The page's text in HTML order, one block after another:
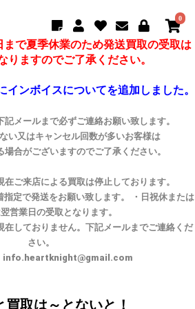
0
で夏季休業のため発送買取の受取は
りますのでご了承ください。
インボイスについてを追加しました。
記メールまで必ずご連絡お願い致します。
い又はキャンセル回数が多いお客様は
合がございますのでご了承ください。
在ご来店による買取は停止しております。
指定で発送をお願い致します。 ・日祝休または
営業日の受取となります。
在しておりません。下記メールまでご連絡くだ
さい。
info.heartknight@gmail.com
買取は～とないと！